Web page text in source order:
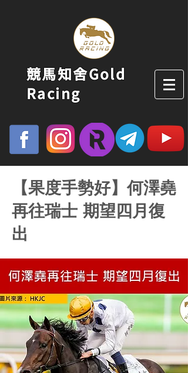
競馬知舍Gold
Racing
【果度手勢好】何澤堯
再往瑞士 期望四月復
出